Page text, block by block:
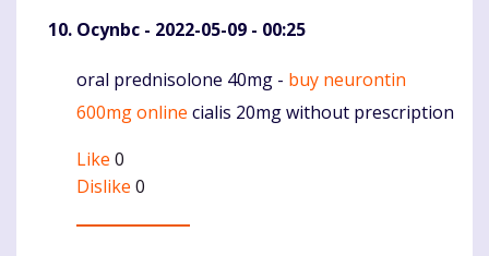
Ocynbc - 2022-05-09 - 00:25
Komentaras
oral prednisolone 40mg - buy neurontin
600mg online cialis 20mg without prescription
Like 0
Dislike 0